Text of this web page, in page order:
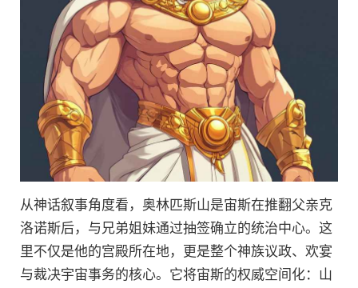
从神话叙事角度看，奥林匹斯山是宙斯在推翻父亲克
洛诺斯后，与兄弟姐妹通过抽签确立的统治中心。这
里不仅是他的宫殿所在地，更是整个神族议政、欢宴
与裁决宇宙事务的核心。它将宙斯的权威空间化：山